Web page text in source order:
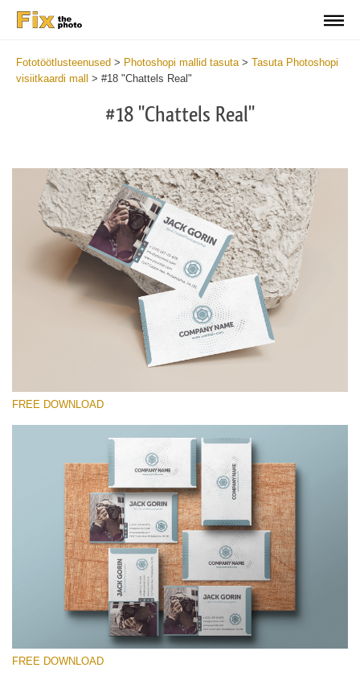
Fototöötlusteenused > Photoshopi mallid tasuta> Tasuta Photoshopi
visiitkaardi mall > #18 "Chattels Real"
#18 "Chattels Real"
Please select
Free Template #18
Senior Price List
Free download
FREE DOWNLOAD
FREE DOWNLOAD